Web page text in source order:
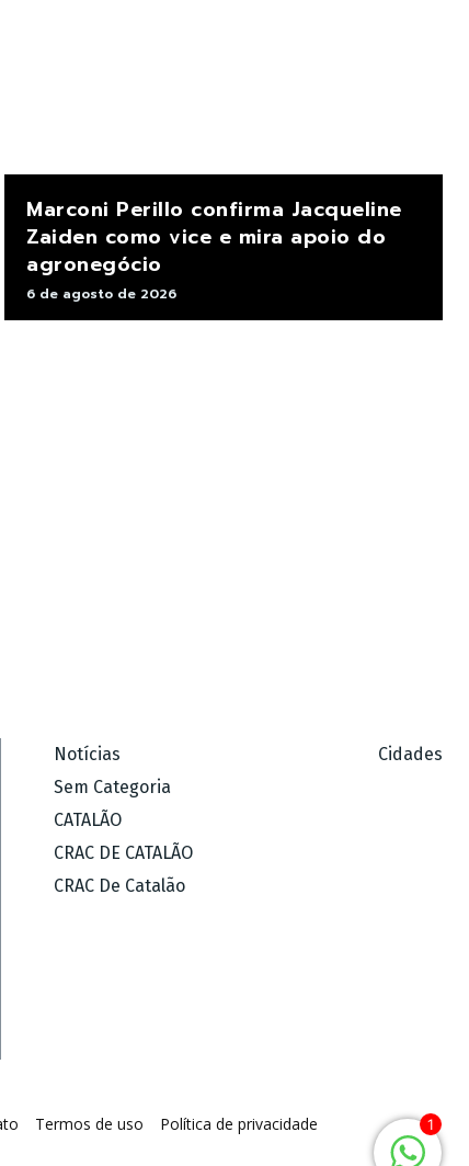
Marconi Perillo confirma Jacqueline
Zaiden como vice e mira apoio do
agronegócio
6 de agosto de 2026
Notícias
Sem Categoria
CATALÃO
CRAC DE CATALÃO
CRAC De Catalão
Cidades
Termos de uso Política de privacidade 1